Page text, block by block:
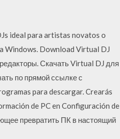
ideal para artistas novatos o
Windows. Download Virtual DJ
Скачать Virtual DJ для
по прямой ссылке с
para descargar. Crearás
de PC en Configuración de
превратить ПК в настоящий